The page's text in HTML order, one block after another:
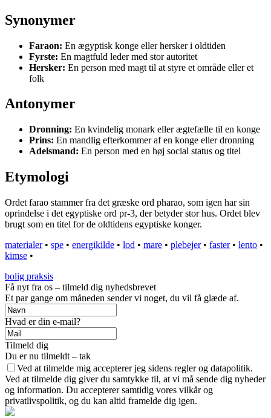
Synonymer
Faraon: En ægyptisk konge eller hersker i oldtiden
Fyrste: En magtfuld leder med stor autoritet
Hersker: En person med magt til at styre et område eller et
folk
Antonymer
Dronning: En kvindelig monark eller ægtefælle til en konge
Prins: En mandlig efterkommer af en konge eller dronning
Adelsmand: En person med en høj social status og titel
Etymologi
Ordet farao stammer fra det græske ord pharao, som igen har sin
oprindelse i det egyptiske ord pr-3, der betyder stor hus. Ordet blev
brugt som en titel for de oldtidens egyptiske konger.
materialer• spe • energikilde • lod • mare • plebejer• faster• lento •
kimse •
bolig praksis
Få nyt fra os – tilmeld dig nyhedsbrevet
Et par gange om måneden sender vi noget, du vil få glæde af.
Hvad er din e-mail?
Tilmeld dig
Du er nu tilmeldt – tak
Ved at tilmelde mig accepterer jeg sidens regler og datapolitik.
Ved at tilmelde dig giver du samtykke til, at vi må sende dig nyheder
og information. Du accepterer samtidig vores vilkår og
privatlivspolitik, og du kan altid framelde dig igen.